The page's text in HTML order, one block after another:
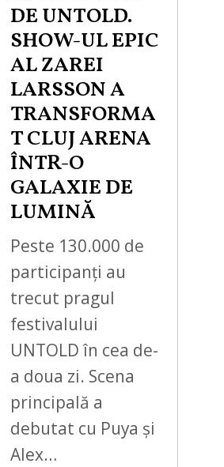
DE UNTOLD.
SHOW-UL EPIC
AL ZAREI
LARSSON A
TRANSFORMA
T CLUJ ARENA
ÎNTR-O
GALAXIE DE
LUMINĂ
Peste 130.000 de
participanți au
trecut pragul
festivalului
UNTOLD în cea de-
a doua zi. Scena
principală a
debutat cu Puya și
Alex…